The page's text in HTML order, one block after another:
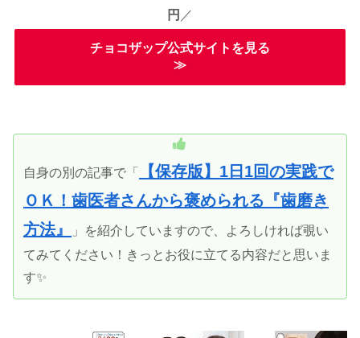
円 ／
チョコザップ公式サイトを見る
≫
自身の別の記事で「 【保存版】 1日1回の実践で
ＯＫ！歯医者さんから褒められる『歯磨き
方法』
」を紹介していますので、よろしければ覗い
てみてください！きっとお役に立てる内容だと思いま
す✨